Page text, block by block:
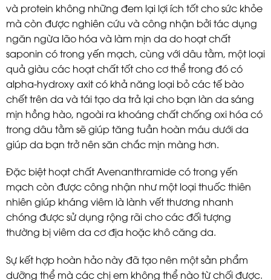
và protein không những đem lại lợi ích tốt cho sức khỏe
mà còn được nghiên cứu và công nhận bởi tác dụng
ngăn ngừa lão hóa và làm mịn da do hoạt chất
saponin có trong yến mạch, cùng với dâu tằm, một loại
quả giàu các hoạt chất tốt cho cơ thể trong đó có
alpha-hydroxy axit có khả năng loại bỏ các tế bào
chết trên da và tái tạo da trả lại cho bạn làn da sáng
mịn hồng hào, ngoài ra khoáng chất chống oxi hóa có
trong dâu tằm sẽ giúp tăng tuần hoàn máu dưới da
giúp da bạn trở nên săn chắc mịn màng hơn.
Đặc biệt hoạt chất Avenanthramide có trong yến
mạch còn được công nhận như một loại thuốc thiên
nhiên giúp kháng viêm là lành vết thương nhanh
chóng được sử dụng rộng rãi cho các đối tượng
thường bị viêm da cơ địa hoặc khô căng da.
Sự kết hợp hoàn hảo này đã tạo nên một sản phẩm
dưỡng thể mà các chị em không thể nào từ chối được.